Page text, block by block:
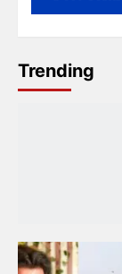
Trending